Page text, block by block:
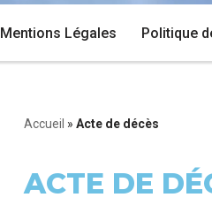
Mentions Légales Politique
Accueil » Acte de décès
ACTE DE